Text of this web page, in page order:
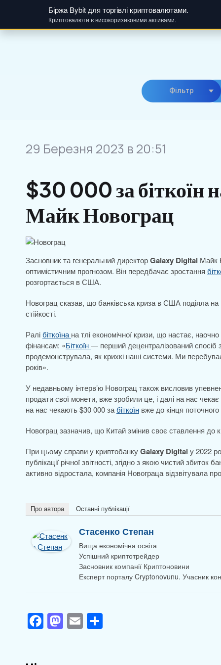
Біржа Bybit для торгівлі криптовалютами.
Криптовалюти є високоризиковими активами.
Фiльтр
29 Березня 2023 в 20:51
$30 000 за біткоїн
Майк Новограц
Засновник та генеральний директорGalaxy Digital Майк
оптимістичним прогнозом. Він передбачає зростання
розгортається в США.
Новограц сказав, що банківська криза в США подіяла на
стійкості.
Ралібіткоїна на тлі економічної кризи, що настає,
фінансам: «Біткоїн— перший децентралізований
продемонструвала, як крихкі наші системи. Ми
років».
У недавньому інтерв’ю Новограц також висловив
продати свої монети, вже зробили це, і далі на нас
на нас чекають $30 000 забіткоїн вже до кінця
Новограц зазначив, що Китай змінив своє ставлення
При цьому справи у криптобанкуGalaxy Digital у 2022
публікації річної звітності, згідно з якою чистий
активно відростала, компанія Новограца відзвітувала
Про автора Останні публікації
Стасенко Степан
Вища економічна освіта
Успішний криптотрейдер
Засновник компанії Криптоновини
Експерт порталу Cryptonovunu. Учасник
F
a
M
a
E
m